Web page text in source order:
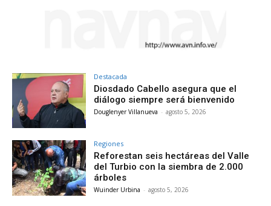
Destacada
Diosdado Cabello asegura que el
diálogo siempre será bienvenido
Douglenyer Villanueva - agosto 5, 2026
Regiones
Reforestan seis hectáreas del Valle
del Turbio con la siembra de 2.000
árboles
Wuinder Urbina - agosto 5, 2026